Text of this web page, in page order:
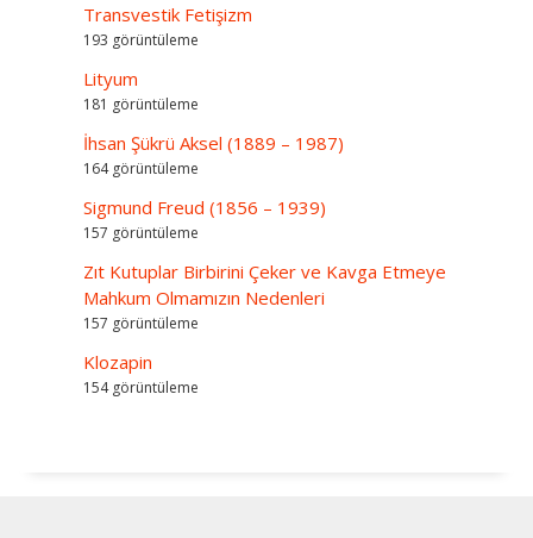
Transvestik Fetişizm
193 görüntüleme
Lityum
181 görüntüleme
İhsan Şükrü Aksel (1889 – 1987)
164 görüntüleme
Sigmund Freud (1856 – 1939)
157 görüntüleme
Zıt Kutuplar Birbirini Çeker ve Kavga Etmeye
Mahkum Olmamızın Nedenleri
157 görüntüleme
Klozapin
154 görüntüleme